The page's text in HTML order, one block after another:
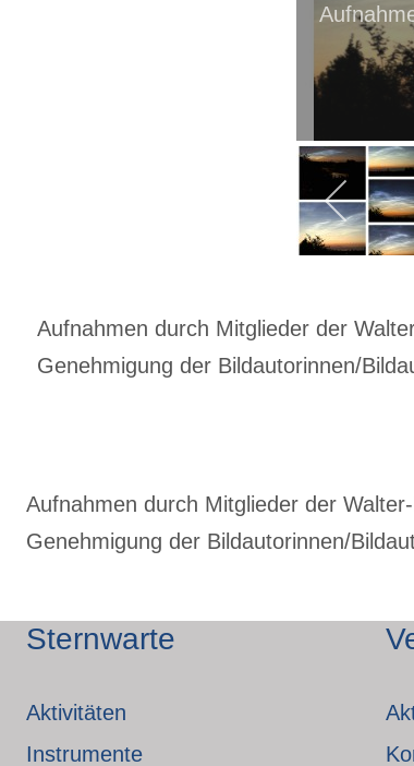
Aufnahmen durch Mitglieder der
Genehmigung der Bildautorinnen/
Aufnahmen durch Mitglieder der
Genehmigung der Bildautorinnen/
Sternwarte
Aktivitäten
Instrumente